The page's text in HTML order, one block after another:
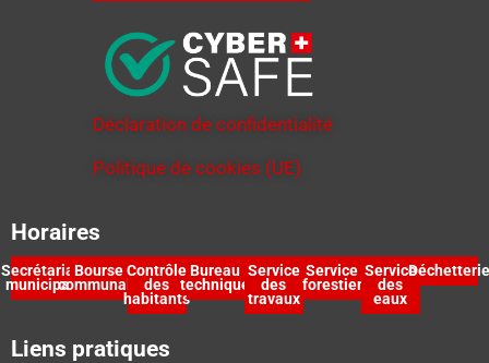
Déclaration de confidentialité
Politique de cookies (UE)
Horaires
Secrétariat
municipal
Bourse
communale
Contrôle
des
habitants
Bureau
technique
Service
des
travaux
Service
forestier
Service
des
eaux
Déchetterie
Liens pratiques